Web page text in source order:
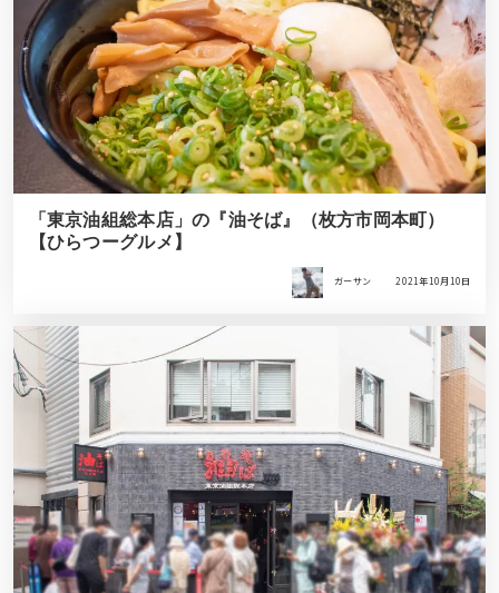
「東京油組総本店」の『油そば』（枚方市岡本町）
【ひらつーグルメ】
ガーサン 2021年10月10日